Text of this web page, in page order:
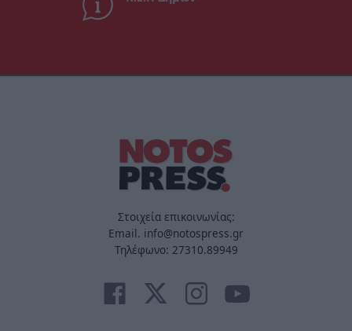
Στοιχεία επικοινωνίας:
Email. info@notospress.gr
Τηλέφωνο: 27310.89949